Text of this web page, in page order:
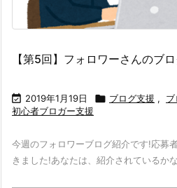
【第5回】フォロワーさんのブ
 2019年1月19日  ブログ支援 ,
初心者ブロガー支援
今週のフォロワーブログ紹介です!応募
きました!あなたは、紹介されているか